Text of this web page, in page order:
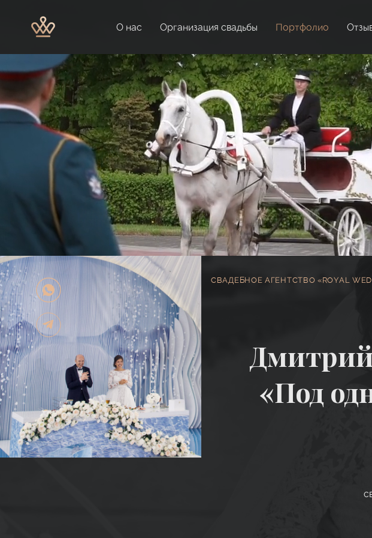
О нас Организация свадьбы Портфолио
СВАДЕБНОЕ АГЕНТСТВО «ROYAL
«Под